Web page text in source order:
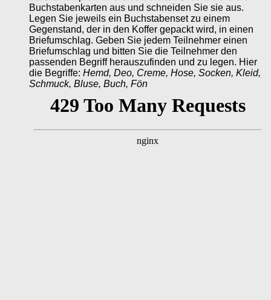
Buchstabenkarten aus und schneiden Sie sie aus.
Legen Sie jeweils ein Buchstabenset zu einem
Gegenstand, der in den Koffer gepackt wird, in einen
Briefumschlag. Geben Sie jedem Teilnehmer einen
Briefumschlag und bitten Sie die Teilnehmer den
passenden Begriff herauszufinden und zu legen. Hier
die Begriffe: Hemd, Deo, Creme, Hose, Socken, Kleid,
Schmuck, Bluse, Buch, Fön